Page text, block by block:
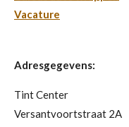
Vacature
Adresgegevens:
Tint Center
Versantvoortstraat 2A